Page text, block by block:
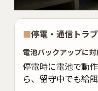
■停電・通信トラ
電池バックアップに
停電時に電池で動
ら、留守中でも給